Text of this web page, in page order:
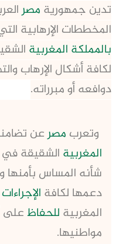
تدين جمهورية مصر
المخططات الإرهابية
بالمملكة المغربية
لكافة أشكال الإرهاب
دوافعه أو مبرراته.
وتعرب مصرعن
المغربية الشقيقة
شأنه المساس بأمنها
دعمها لكافة الإجراءات
المغربية للحفاظعلى
مواطنيها.